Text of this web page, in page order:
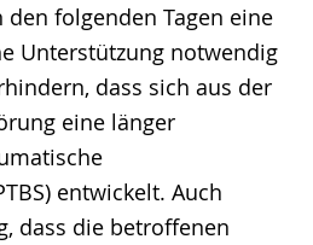
folgenden Tagen eine
Unterstützung notwendig
dass sich aus der
eine länger
entwickelt. Auch
dass die betroffenen